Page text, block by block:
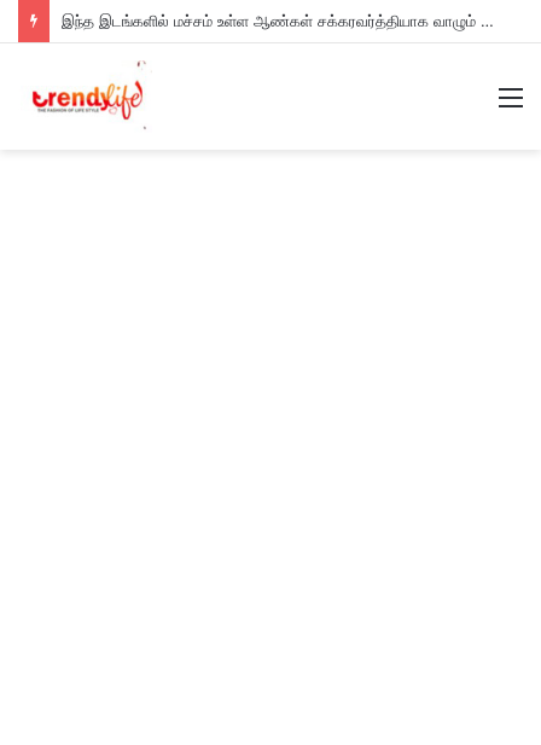
இந்த இடங்களில் மச்சம் உள்ள ஆண்கள் சக்கரவர்த்தியாக வாழும் அதிர்ஷ்டம் உள்ளவர்களாம் – உங்களுக்கு இருக்கா?